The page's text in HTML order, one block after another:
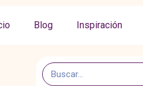
Blog Inspiración